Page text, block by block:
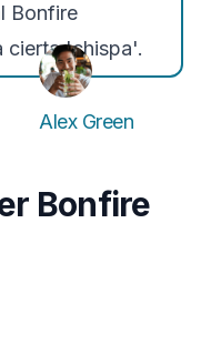
Bonfire
cierta 'chispa'.
Alex Green
Bonfire